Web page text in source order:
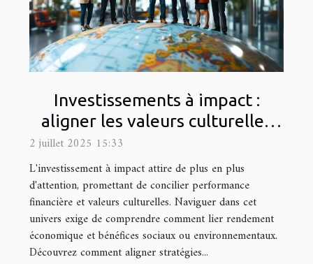
Investissements à impact :
aligner les valeurs culturelles
avec les profits
2 juillet 2025 15:33
L'investissement à impact attire de plus en plus
d'attention, promettant de concilier performance
financière et valeurs culturelles. Naviguer dans cet
univers exige de comprendre comment lier rendement
économique et bénéfices sociaux ou environnementaux.
Découvrez comment aligner stratégies...